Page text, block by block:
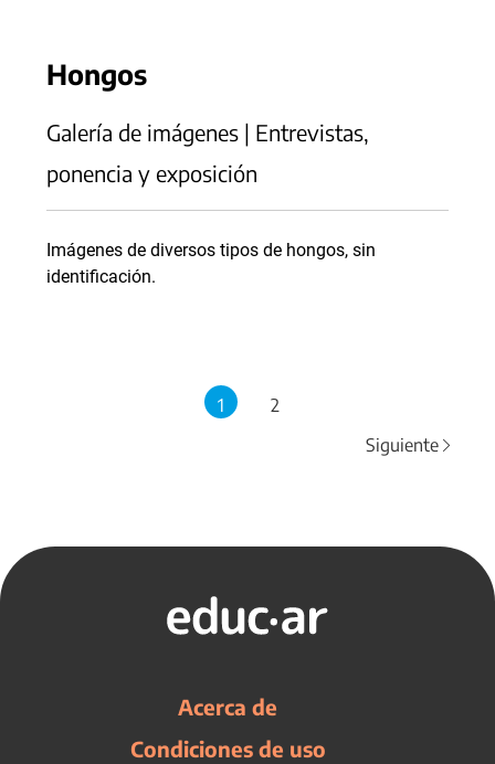
Hongos
Galería de imágenes | Entrevistas,
ponencia y exposición
Imágenes de diversos tipos de hongos, sin
identificación.
1
2
Siguiente
Acerca de
Condiciones de uso